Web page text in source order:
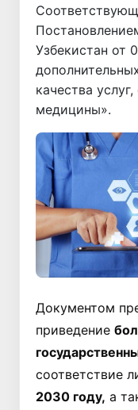
Узбекистан от
качества
медицины».
Документом
приведение
соответствие
2030 году, а